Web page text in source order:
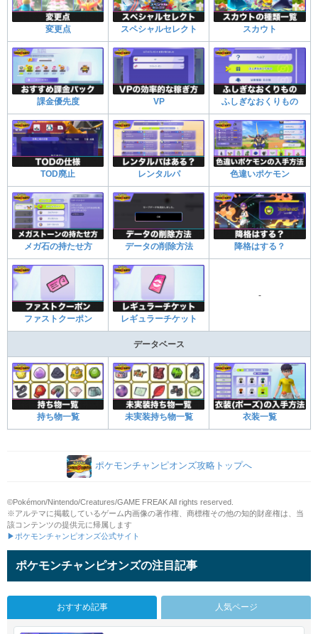
変更点 スペシャルセレクト スカウト
課金優先度 VP ふしぎなおくりもの
TOD廃止 レンタルパ 色違いポケモン
メガ石の持たせ方 データの削除方法 降格はする？
ファストクーポン レギュラーチケット
-
データベース
持ち物一覧 未実装持ち物一覧 衣装一覧
ポケモンチャンピオンズ攻略トップへ
©Pokémon/Nintendo/Creatures/GAME FREAK All rights reserved.
※アルテマに掲載しているゲーム内画像の著作権、商標権その他の知的財産権は、当
該コンテンツの提供元に帰属します
▶ポケモンチャンピオンズ公式サイト
ポケモンチャンピオンズの注目記事
おすすめ記事 人気ページ